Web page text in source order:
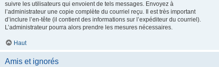
suivre les utilisateurs qui envoient de tels messages. Envoyez à
l’administrateur une copie complète du courriel reçu. Il est très important
d’inclure l’en-tête (il contient des informations sur l’expéditeur du courriel).
L’administrateur pourra alors prendre les mesures nécessaires.
Haut
Amis et ignorés